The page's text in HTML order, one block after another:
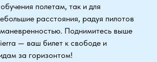
полетам, так и для
расстояния, радуя пилотов
Поднимитесь выше
— ваш билет к свободе и
за горизонтом!